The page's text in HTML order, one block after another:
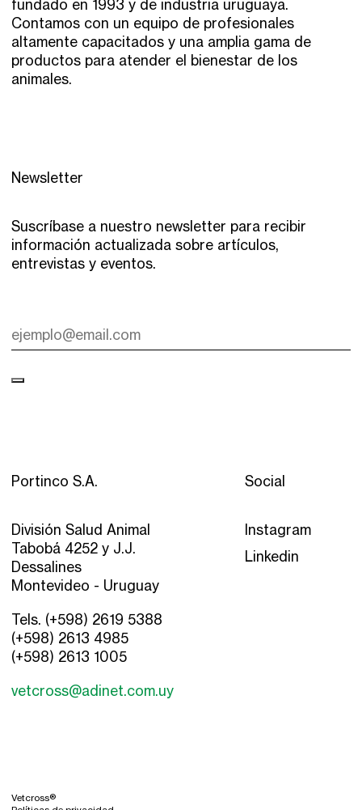
fundado en 1993 y de industria uruguaya.
Contamos con un equipo de profesionales
altamente capacitados y una amplia gama de
productos para atender el bienestar de los
animales.
Newsletter
Suscríbase a nuestro newsletter para recibir
información actualizada sobre artículos,
entrevistas y eventos.
Portinco S.A.
División Salud Animal
Tabobá 4252 y J.J.
Dessalines
Montevideo - Uruguay
Tels. (+598) 2619 5388
(+598) 2613 4985
(+598) 2613 1005
Social
Instagram
Linkedin
Vetcross®